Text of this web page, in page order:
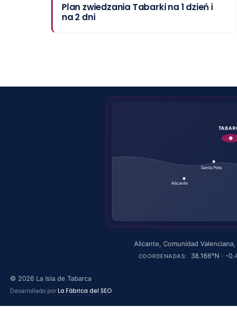
Plan zwiedzania Tabarki na 1 dzień i
na 2 dni
Santa Pola
Alicante
Alicante, Comunidad Valenciana,
COORDENADAS: 38.166°N · -
© 2026 La Isla de Tabarca
Desarrollado por La Fábrica del SEO